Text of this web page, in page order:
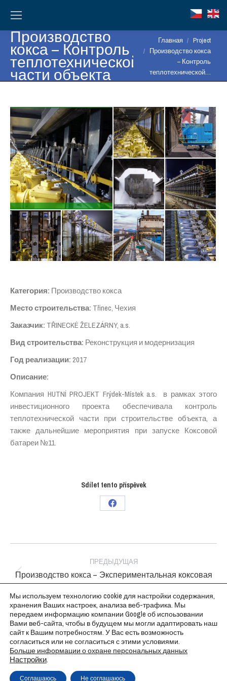
Производство
кокса – Контроль
теплотехнической
части объекта
Вы здесь:Главная
Project
Производство кокса
– Контроль
теплотехнической…
Категория: Производство кокса
Место строительства: Třinec, Чехия
Заказчик: TŘINECKÉ ŽELEZÁRNY, a.s.
Вид строительства: Реконструкция и модернизация
Год реализации:2017
Описание:
Компания HUTNÍ PROJEKT Frýdek-Místek a.s. в рамках этого
инвестиционного проекта обеспечивала контроль
теплотехнической части при строительстве объекта, а
также дальнейшие мероприятия при запуске Коксовой
батареи №11.
Sdílet tento příspěvek
Поделиться
Facebook
Project
navigation ПРЕДЫДУЩАЯ
Previous
project:
Производство кокса – Экспериментальная коксовая
печь
СЛЕДУЮЩАЯ
Next
project:
Химическое производство – Lovochemie
Copyright © Weiron Dynamics, s.r.o. |Tvorba webových stránek
Мы используем технологию cookie для настройки содержания,
хранения Ваших настроек, анализа веб-трафика. Мы
передаем информацию компании Google об испоьзовании
Вами веб-сайта, чтобы в будущем мы могли адаптировать наш
сайт к Вашим потребностям. У Вас есть возможность
согласиться или не согласиться с этими условиями.
Больше информации о охране персональных данных
Настройки.
Соглашаюсь Не соглашаюсь